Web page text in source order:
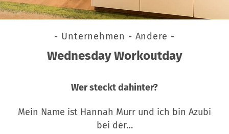
- Unternehmen - Andere -
Wednesday Workoutday
Wer steckt dahinter?
Mein Name ist Hannah Murr und ich bin Azubi
bei der…